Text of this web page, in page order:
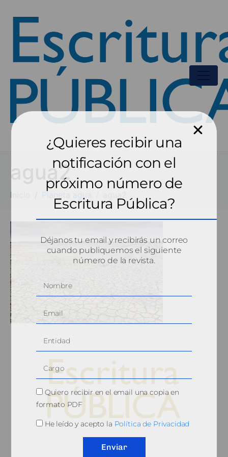
agua2
Inicio Planeta agua
¿Quieres recibir una
notificación con el
próximo número de
Escritura Pública?
Déjanos tu email y recibirás un correo
cuando publiquemos el siguiente
número de la revista.
Quiero recibir en el email una copia en
formato PDF
He leído y acepto la Política de Privacidad
Enviar